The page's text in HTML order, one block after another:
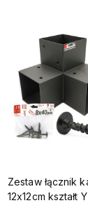
Zestaw łącznik
12x12cm kształt